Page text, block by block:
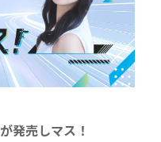
発売しマス！